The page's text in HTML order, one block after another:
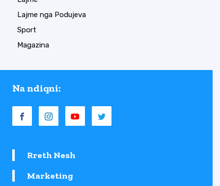
Lajme nga Podujeva
Sport
Magazina
Na ndiqni:
Rreth Nesh
Marketing